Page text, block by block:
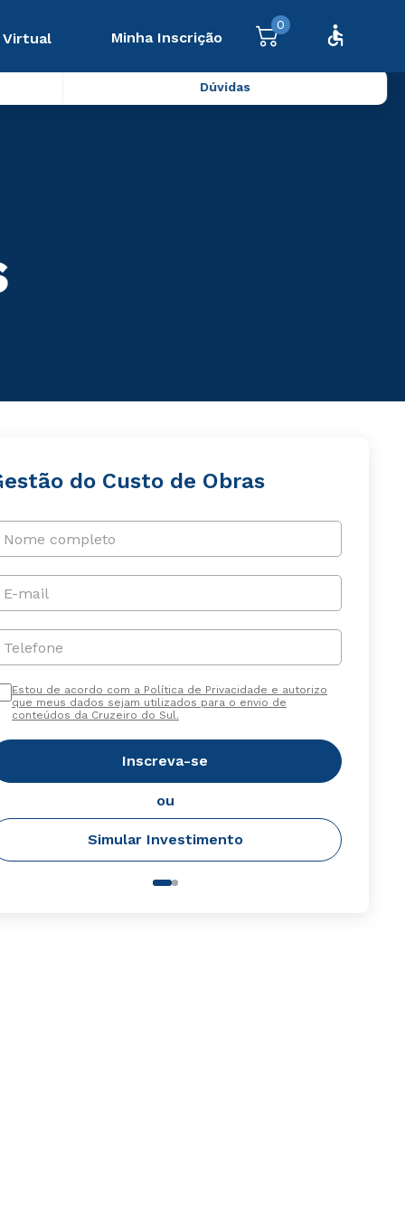
Virtual Minha Inscrição
0
Dúvidas
do Custo de Obras
Nome completo
E-mail
Telefone
Estou de acordo com a Política de Privacidade e autorizo
que meus dados sejam utilizados para o envio de
conteúdos da Cruzeiro do Sul.
Inscreva-se
ou
Simular Investimento